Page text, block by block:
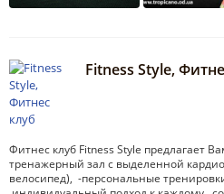
Fitness Style,
Фитнес клуб Fitness Style предлагает
тренажерный зал с выделенной
велосипед), -персональные